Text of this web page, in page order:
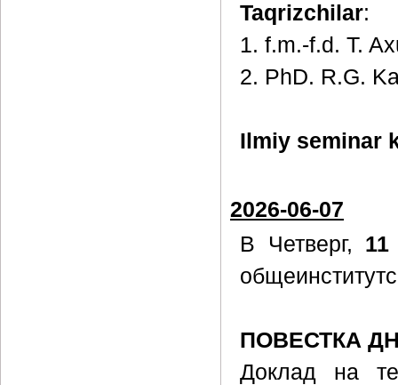
Taqrizchilar:
1. f.m.-f.d. T.
2. PhD. R.G.
Ilmiy seminar
2026-06-07
В Четверг,
ПОВЕСТКА
Доклад на